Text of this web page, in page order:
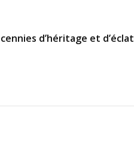
d’héritage et d’éclat